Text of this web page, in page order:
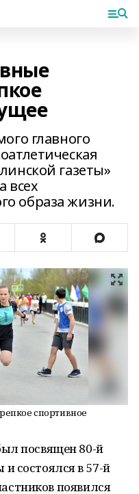
главного
газеты»
всех
образа жизни.
спортивное
посвящен 80-й
состоялся в 57-й
появился